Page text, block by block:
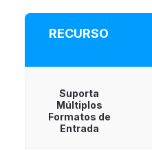
RECURSO
Suporta
Múltiplos
Formatos de
Entrada